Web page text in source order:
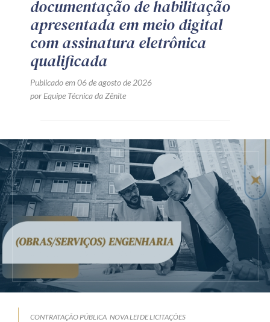
documentação de habilitação
apresentada em meio digital
com assinatura eletrônica
qualificada
Publicado em 06 de agosto de 2026
por Equipe Técnica da Zênite
CONTRATAÇÃO PÚBLICA NOVA LEI DE LICITAÇÕES